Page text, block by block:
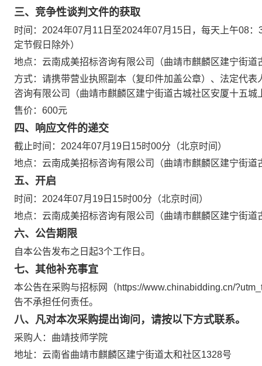
三、竞争性谈判文件的获取
时间： 2024年07月 11 日至2024年07月 15 日， 每天上午08：
定节假日除外）
地点：云南成美招标咨询有限公司（曲靖市麒麟区建宁街道
方式： 请携带营业执照副本（复印件加盖公章）、 法定代表
咨询有限公司（曲靖市麒麟区建宁街道古城社区安厦十五城
售价： 600元
四 、响应文件的递交
截止时间： 2024年07月 19日 15时00分 （北京时间）
地点： 云南成美招标咨询有限公司（曲靖市麒麟区建宁街道
五、开启
时间： 2024年07月 19日 15时00分 （北京时间）
地点：云南成美招标咨询有限公司（曲靖市麒麟区建宁街道
六、公告期限
自本公告发布之日起3个工作日。
七、 其他补充事宜
本公告在采购与招标网
（https://www.chinabidding.cn/
告不承担任何责任。
八、凡对本次采购提出询问，请按以下方式联系。
采购人： 曲靖技师学院
地址：云南省曲靖市麒麟区建宁街道太和社区1328号